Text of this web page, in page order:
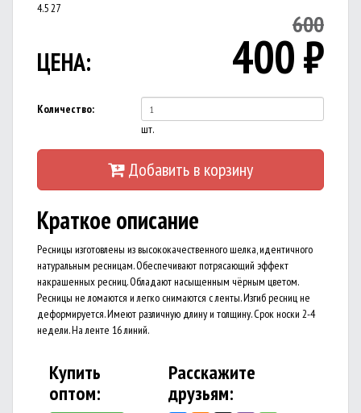
4.527
ЦЕНА:
600
400₽
Количество:
шт.
Добавить в корзину
Краткое описание
Ресницы изготовлены из высококачественного шелка, идентичного
натуральным ресницам. Обеспечивают потрясающий эффект
накрашенных ресниц. Обладают насыщенным чёрным цветом.
Ресницы не ломаются и легко снимаются с ленты. Изгиб ресниц не
деформируется. Имеют различную длину и толщину. Срок носки 2-4
недели. На ленте 16 линий.
Купить
оптом:
Расскажите
друзьям: